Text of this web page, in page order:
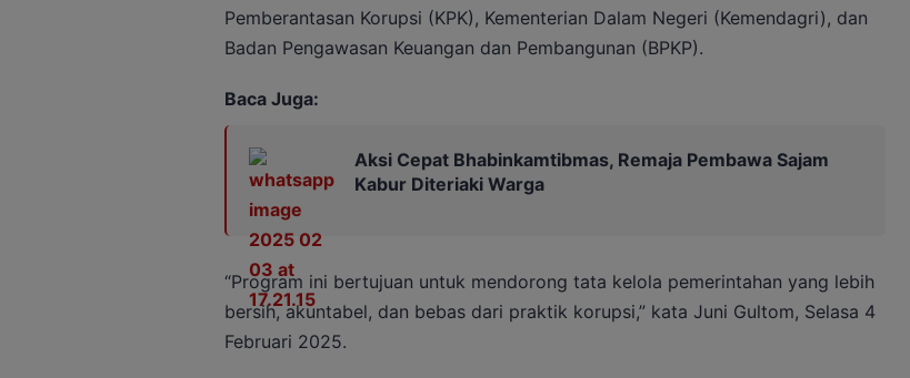
Pemberantasan Korupsi (KPK), Kementerian Dalam Negeri (Kemendagri), dan
Badan Pengawasan Keuangan dan Pembangunan (BPKP).
Baca Juga:
Aksi Cepat Bhabinkamtibmas, Remaja Pembawa Sajam
Kabur Diteriaki Warga
“Program ini bertujuan untuk mendorong tata kelola pemerintahan yang lebih
bersih, akuntabel, dan bebas dari praktik korupsi,” kata Juni Gultom, Selasa 4
Februari 2025.